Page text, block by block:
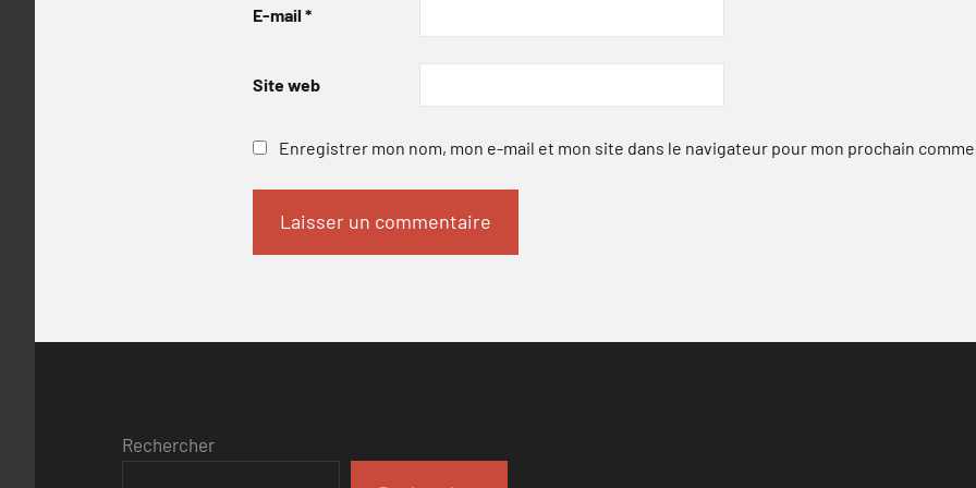
E-mail *
Site web
Enregistrer mon nom, mon e-mail et mon site dans le navigateur pour mon prochain
Rechercher